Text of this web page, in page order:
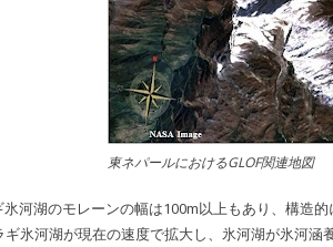
東ネパールにおけるGLOF関連地図
氷河湖のモレーンの幅は100m以上もあり、構造
氷河湖が現在の速度で拡大し、氷河湖が氷河